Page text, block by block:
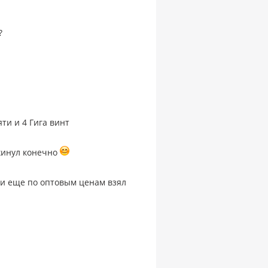
и 4 Гига винт
конечно
еще по оптовым ценам взял